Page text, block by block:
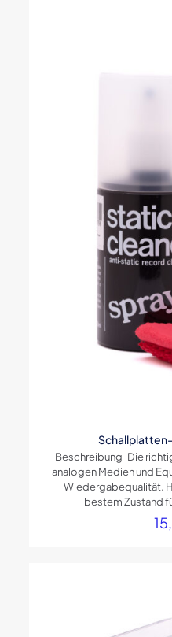
Beschreibung Die
analogen Medien und
Wiedergabequalität.
bestem Zustand